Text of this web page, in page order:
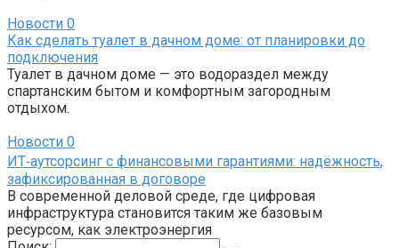
Новости 0
Как сделать туалет в дачном доме: от планировки до
подключения
Туалет в дачном доме — это водораздел между
спартанским бытом и комфортным загородным
отдыхом.
Новости 0
ИТ‑аутсорсинг с финансовыми гарантиями: надёжность,
зафиксированная в договоре
В современной деловой среде, где цифровая
инфраструктура становится таким же базовым
ресурсом, как электроэнергия